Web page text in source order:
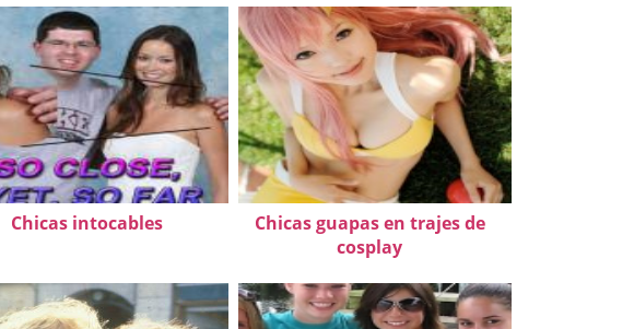
Chicas intocables
Chicas guapas en trajes de
cosplay